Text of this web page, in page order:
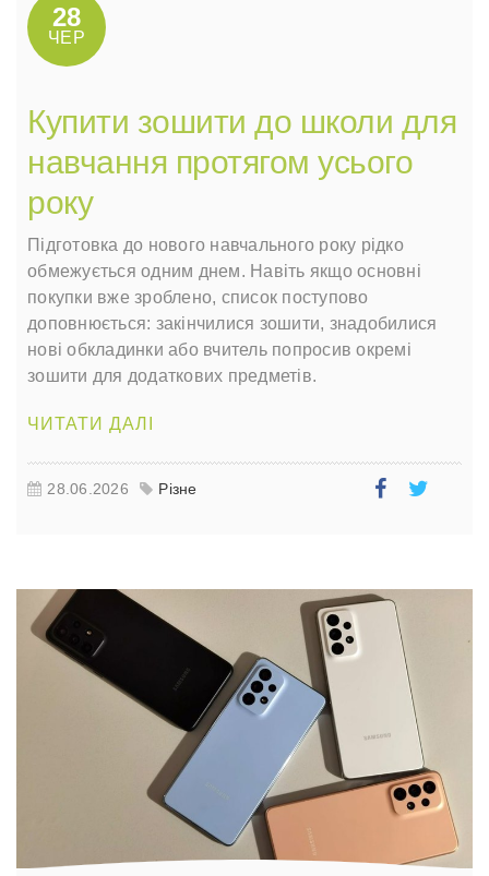
28
ЧЕР
Купити зошити до школи для
навчання протягом усього
року
Підготовка до нового навчального року рідко
обмежується одним днем. Навіть якщо основні
покупки вже зроблено, список поступово
доповнюється: закінчилися зошити, знадобилися
нові обкладинки або вчитель попросив окремі
зошити для додаткових предметів.
ЧИТАТИ ДАЛІ
28.06.2026 Різне